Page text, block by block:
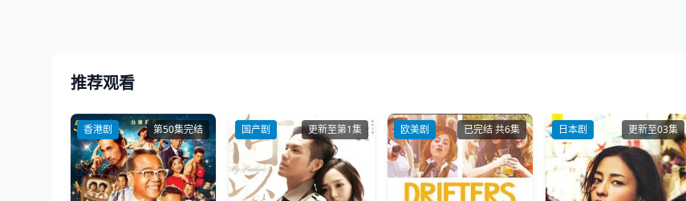
推荐观看
香港剧 第50集完结 国产剧 更新至第1集 欧美剧 已完结 共6集 日本剧 更新至03集